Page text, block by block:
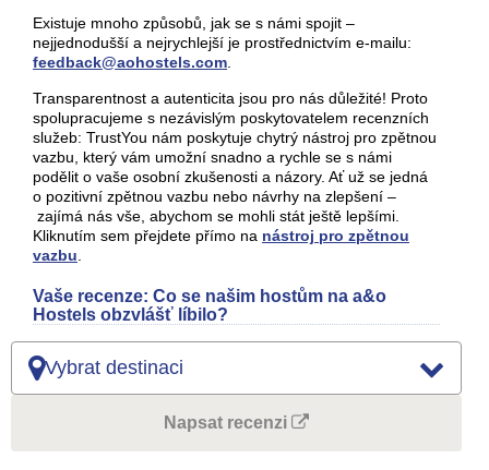
Existuje mnoho způsobů, jak se s námi spojit –
nejjednodušší a nejrychlejší je prostřednictvím e-mailu:
feedback@aohostels.com.
Transparentnost a autenticita jsou pro nás důležité! Proto
spolupracujeme s nezávislým poskytovatelem recenzních
služeb: TrustYou nám poskytuje chytrý nástroj pro zpětnou
vazbu, který vám umožní snadno a rychle se s námi
podělit o vaše osobní zkušenosti a názory. Ať už se jedná
o pozitivní zpětnou vazbu nebo návrhy na zlepšení –
zajímá nás vše, abychom se mohli stát ještě lepšími.
Kliknutím sem přejdete přímo na nástroj pro zpětnou
vazbu.
Vaše recenze: Co se našim hostům na a&o
Hostels obzvlášť líbilo?
Vybrat destinaci
Napsat recenzi